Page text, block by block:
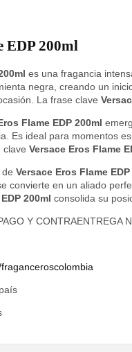
EDP 200ml
es una fragancia
negra, creando un
La frase clave
Flame EDP 200ml
Es ideal para momentos
clave Versace Eros Flame
Versace Eros Flame EDP
convierte en un aliado
200ml consolida su
Y CONTRAENTREGA